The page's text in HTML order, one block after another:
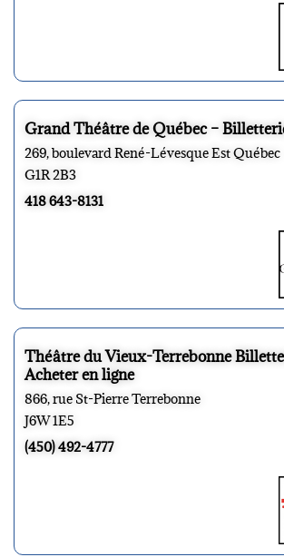
Grand Théâtre de Québec –
269, boulevard René-Lévesque Est Québec
G1R 2B3
418 643-8131
Théâtre du Vieux-Terrebonne
Acheter en ligne
866, rue St-Pierre Terrebonne
J6W 1E5
(450) 492-4777